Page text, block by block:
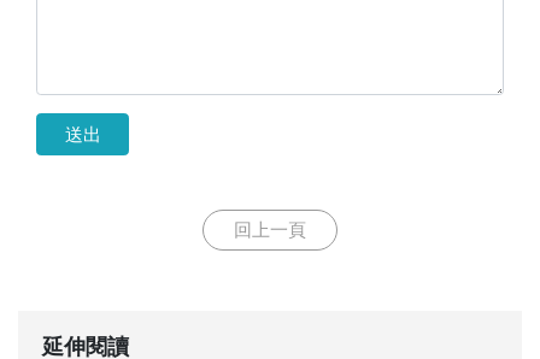
送出
回上一頁
延伸閱讀